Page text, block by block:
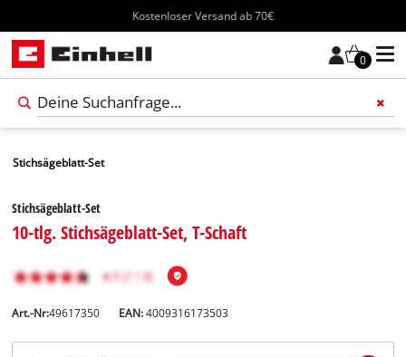
Kostenloser Versand ab 70€
0
Stichsägeblatt-Set
Stichsägeblatt-Set
10-tlg. Stichsägeblatt-Set, T-Schaft
Art.-Nr:49617350 EAN:4009316173503